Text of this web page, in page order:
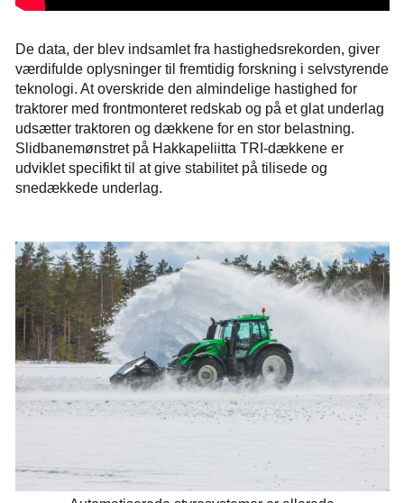
De data, der blev indsamlet fra hastighedsrekorden, giver
værdifulde oplysninger til fremtidig forskning i selvstyrende
teknologi. At overskride den almindelige hastighed for
traktorer med frontmonteret redskab og på et glat underlag
udsætter traktoren og dækkene for en stor belastning.
Slidbanemønstret på Hakkapeliitta TRI-dækkene er
udviklet specifikt til at give stabilitet på tilisede og
snedækkede underlag.